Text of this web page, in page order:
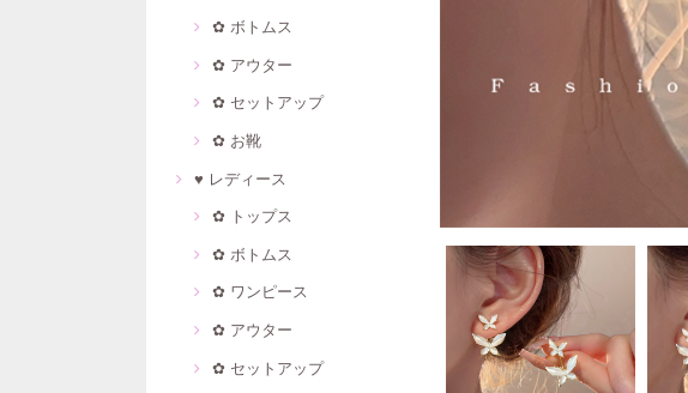
✿ ボトムス
✿ アウター
✿ セットアップ
✿ お靴
♥ レディース
✿ トップス
✿ ボトムス
✿ ワンピース
✿ アウター
✿ セットアップ